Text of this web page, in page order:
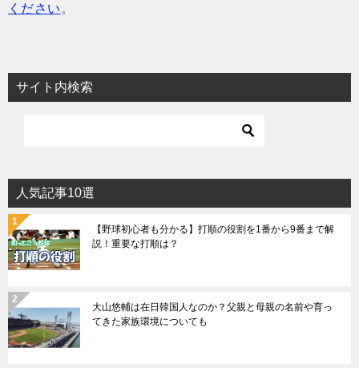
ください 。
サイト内検索
人気記事10選
【野球初心者も分かる】打順の役割を1番から9番まで解
説！重要な打順は？
大山悠輔は在日韓国人なのか？父親と母親の名前や育っ
てきた家族環境についても